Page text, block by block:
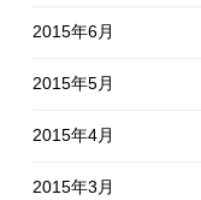
2015年6月
2015年5月
2015年4月
2015年3月